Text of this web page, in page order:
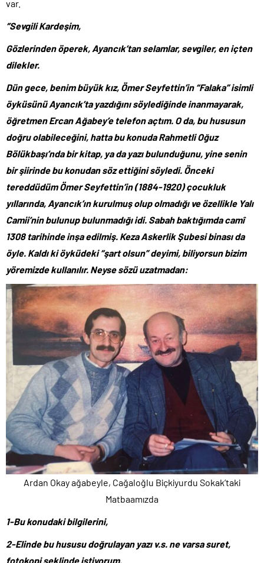
var.
‘’Sevgili Kardeşim,
Gözlerinden öperek, Ayancık’tan selamlar, sevgiler, en içten
dilekler.
Dün gece, benim büyük kız, Ömer Seyfettin’in “Falaka” isimli
öyküsünü Ayancık’ta yazdığını söylediğinde inanmayarak,
öğretmen Ercan Ağabey’e telefon açtım. O da, bu hususun
doğru olabileceğini, hatta bu konuda Rahmetli Oğuz
Bölükbaşı’nda bir kitap, ya da yazı bulunduğunu, yine senin
bir şiirinde bu konudan söz ettiğini söyledi. Önceki
tereddüdüm Ömer Seyfettin’in (1884-1920) çocukluk
yıllarında, Ayancık’ın kurulmuş olup olmadığı ve özellikle Yalı
Camii’nin bulunup bulunmadığı idi. Sabah baktığımda camî
1308 tarihinde inşa edilmiş. Keza Askerlik Şubesi binası da
öyle. Kaldı ki öyküdeki “şart olsun” deyimi, biliyorsun bizim
yöremizde kullanılır. Neyse sözü uzatmadan:
Ardan Okay ağabeyle, Cağaloğlu Biçkiyurdu Sokak’taki
Matbaamızda
1-Bu konudaki bilgilerini,
2-Elinde bu hususu doğrulayan yazı v.s. ne varsa suret,
fotokopi şeklinde istiyorum.